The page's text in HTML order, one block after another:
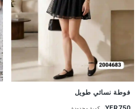
جديد
فوطة نسائي طويل